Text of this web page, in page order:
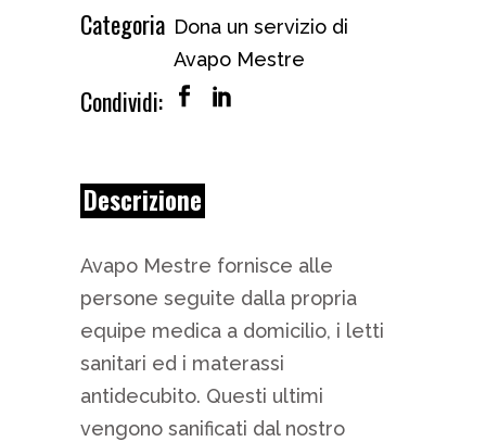
Categoria Dona un servizio di
Avapo Mestre
Condividi:
Descrizione
Avapo Mestre fornisce alle
persone seguite dalla propria
equipe medica a domicilio, i letti
sanitari ed i materassi
antidecubito. Questi ultimi
vengono sanificati dal nostro